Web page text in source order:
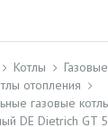
Котлы
отопления
газовые
DE Dietrich GT